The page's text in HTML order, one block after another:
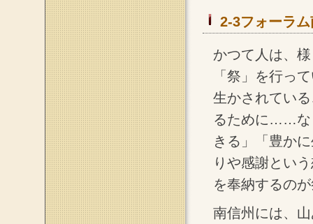
2-3フォーラ
かつて人は、
「祭」を行っ
生かされてい
るために……な
きる」「豊か
りや感謝とい
を奉納するの
南信州には、